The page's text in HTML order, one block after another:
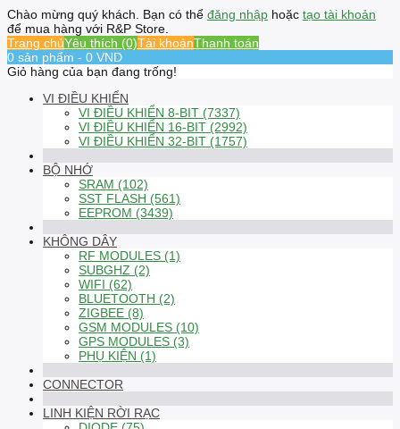
Chào mừng quý khách. Bạn có thể đăng nhập hoặc tạo tài khoản
để mua hàng với R&P Store.
Trang chủYêu thích (0)Tài khoảnThanh toán
0 sản phẩm - 0 VND
Giỏ hàng của bạn đang trống!
VI ĐIỀU KHIỂN
VI ĐIỀU KHIỂN 8-BIT (7337)
VI ĐIỀU KHIỂN 16-BIT (2992)
VI ĐIỀU KHIỂN 32-BIT (1757)
BỘ NHỚ
SRAM (102)
SST FLASH (561)
EEPROM (3439)
KHÔNG DÂY
RF MODULES (1)
SUBGHZ (2)
WIFI (62)
BLUETOOTH (2)
ZIGBEE (8)
GSM MODULES (10)
GPS MODULES (3)
PHỤ KIỆN (1)
CONNECTOR
LINH KIỆN RỜI RẠC